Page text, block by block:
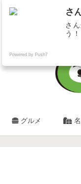
グルメ
さ
さ
う！
Powered by Push7